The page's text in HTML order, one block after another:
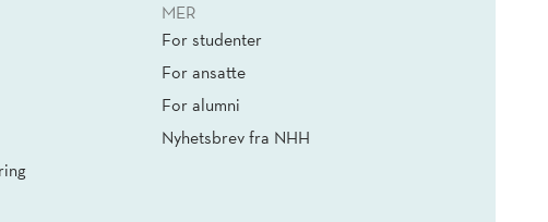
MER
For studenter
For ansatte
For alumni
Nyhetsbrev fra NHH